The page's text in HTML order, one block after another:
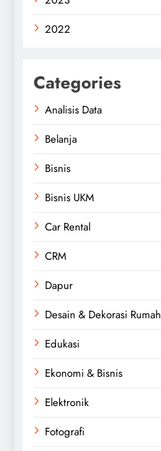
2022
Categories
Analisis Data
Belanja
Bisnis
Bisnis UKM
Car Rental
CRM
Dapur
Desain & Dekorasi Rumah
Edukasi
Ekonomi & Bisnis
Elektronik
Fotografi